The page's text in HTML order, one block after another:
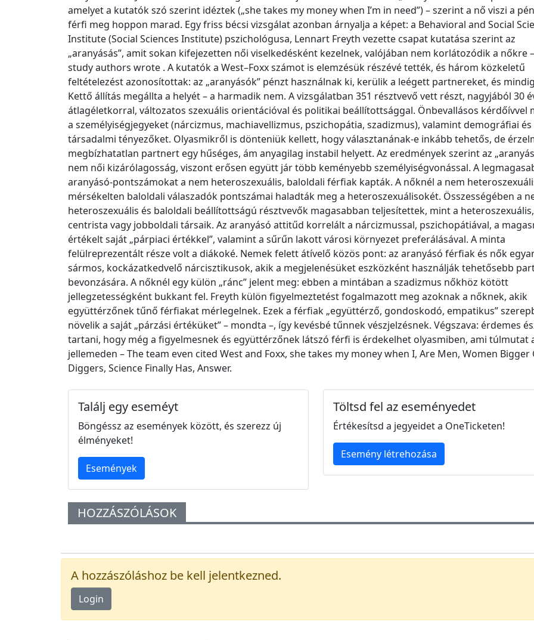
amelyet a kutatók szó szerint idéztek („she takes my money when I’m in need”) – szerint a nő viszi a
férfi meg hoppon marad. Egy friss bécsi vizsgálat azonban árnyalja a képet: a Behavioral and Social
Institute (Social Sciences Institute) pszichológusa, Lennart Freyth vezette csapat kutatása szerint az
„aranyásás”, amit sokan kifejezetten női viselkedésként kezelnek, valójában nem korlátozódik a nőkre
study authors wrote . A kutatók a West–Foxx számot is elemzésük részévé tették, és három közkeletű
feltételezést azonosítottak: az „aranyásók” pénzt használnak ki, kerülik a leégett partnereket, és
Kettő állítás megállta a helyét – a harmadik nem. A vizsgálatban 351 résztvevő vett részt, nagyjából 30
átlagéletkorral, változatos szexuális orientációval és politikai beállítottsággal. Önbevallásos kérdőívvel
a személyiségjegyeket (nárcizmus, machiavellizmus, pszichopátia, szadizmus), valamint demográfiai és
társadalmi tényezőket. Olyasmikről is dönteniük kellett, hogy választanának‑e inkább tehetős, de
megbízhatatlan partnert egy hűséges, ám anyagilag instabil helyett. Az eredmények szerint az
nem női kizárólagosság, viszont erősen együtt jár több keményebb személyiségvonással. A
aranyásó‑pontszámokat a nem heteroszexuális, baloldali férfiak kapták. A nőknél a nem
mérsékelten baloldali válaszadók pontszámai haladták meg a heteroszexuálisokét. Összességében a
heteroszexuális és baloldali beállítottságú résztvevők magasabban teljesítettek, mint a heteroszexuális,
centrista vagy jobboldali társaik. Az aranyásó attitűd korrelált a nárcizmussal, pszichopátiával, a
értékelt saját „párpiaci értékkel”, valamint a sűrűn lakott városi környezet preferálásával. A minta
felülreprezentált része volt a diákoké. Nemek felett átívelő közös pont: az aranyásó férfiak és nők
sármos, kockázatkedvelő nárcisztikusok, akik a megjelenésüket eszközként használják tehetősebb
bevonzására. A nőknél egy külön „ránc” jelent meg: ebben a mintában a szadizmus nőkhöz kötött
jellegzetességként bukkant fel. Freyth külön figyelmeztetést fogalmazott meg azoknak a nőknek, akik
együttérzőnek tűnő férfiakat mérlegelnek. Ezek a férfiak „együttérző, gondoskodó, empatikus”
növelik a saját „párzási értéküket” – mondta –, így kevésbé tűnnek vészjelzésnek. Végszava: érdemes
tartani, hogy még a figyelmesnek és együttérzőnek látszó férfi is érdekelhet olyasmiben, ami túlmutat
jellemeden – The team even cited West and Foxx, she takes my money when I, Are Men, Women Bigger
Diggers, Science Finally Has, Answer.
Találj egy eseméyt
Böngéssz az események között, és szerezz új
élményeket!
Események
Töltsd fel az eseményedet
Értékesítsd a jegyeidet a OneTicketen!
Esemény létrehozása
HOZZÁSZÓLÁSOK
A hozzászóláshoz be kell jelentkezned.
Login